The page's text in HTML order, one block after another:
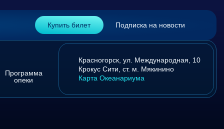
Купить билет Подписка на новости
Программа
опеки
Красногорск, ул. Международная, 10
Крокус Сити, ст. м. Мякинино
Карта Океанариума